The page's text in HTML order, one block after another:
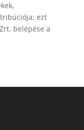
ezt
belépése a